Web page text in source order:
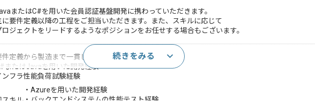
またはC#を用いた会員認証基盤開発に携わっていただきます。
に要件定義以降の工程をご担当いただきます。また、スキルに応じて
ジェクトをリードするようなポジションをお任せする場合もございます。
件定義から製造まで一貫した開発経験(5年以上)
またはJavaを用いた開発経験
ンフラ性能負荷試験経験
スキル
・Azureを用いた開発経験
・バックエンドシステムの性能テスト経験
続きをみる